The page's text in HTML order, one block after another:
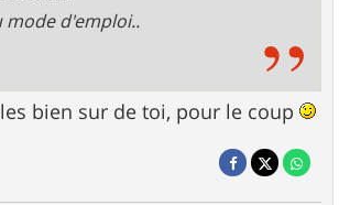
mode d'emploi..
bien sur de toi, pour le coup